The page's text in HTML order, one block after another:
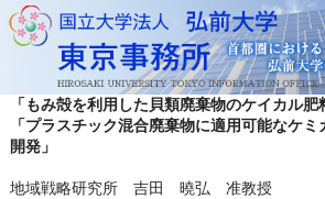
「もみ殻を利用した貝類廃棄物のケイカル
「プラスチック混合廃棄物に適用可能なケ
開発」
地域戦略研究所 吉田 曉弘 准教授